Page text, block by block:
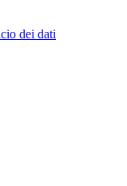
dei dati